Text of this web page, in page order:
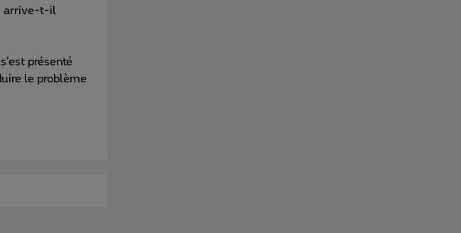
arrive-t-il
présenté
le problème